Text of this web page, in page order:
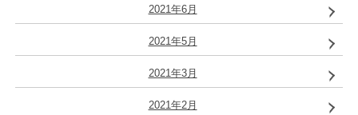
2021年6月
2021年5月
2021年3月
2021年2月